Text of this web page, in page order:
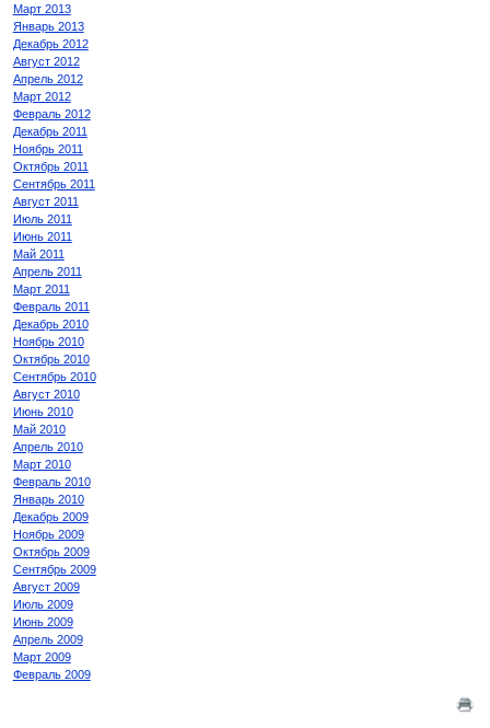
Март 2013
Январь 2013
Декабрь 2012
Август 2012
Апрель 2012
Март 2012
Февраль 2012
Декабрь 2011
Ноябрь 2011
Октябрь 2011
Сентябрь 2011
Август 2011
Июль 2011
Июнь 2011
Май 2011
Апрель 2011
Март 2011
Февраль 2011
Декабрь 2010
Ноябрь 2010
Октябрь 2010
Сентябрь 2010
Август 2010
Июнь 2010
Май 2010
Апрель 2010
Март 2010
Февраль 2010
Январь 2010
Декабрь 2009
Ноябрь 2009
Октябрь 2009
Сентябрь 2009
Август 2009
Июль 2009
Июнь 2009
Апрель 2009
Март 2009
Февраль 2009